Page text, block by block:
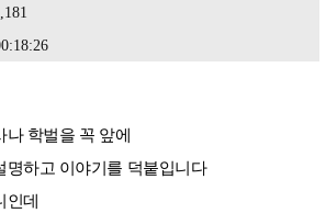
학벌을 꼭 앞에
명하고 이야기를 덕붙입니다
인데